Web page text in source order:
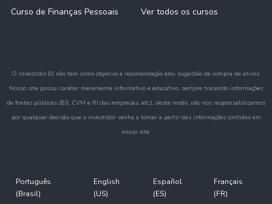
Curso de Finanças Pessoais
Ver todos os cursos
O Investidor10 não tem como objetivo a recomendação e/ou sugestão de compra de ativos.
Nosso site possui caráter meramente informativo e educativo, sempre trazendo informações
de fontes públicas (B3, CVM e RI das empresas, etc.), deste modo, não nos responsabilizamos
por qualquer decisão que o investidor venha a tomar a partir das informações contidas em
nosso site.
Português
(Brasil)
English
(US)
Español
(ES)
Français
(FR)